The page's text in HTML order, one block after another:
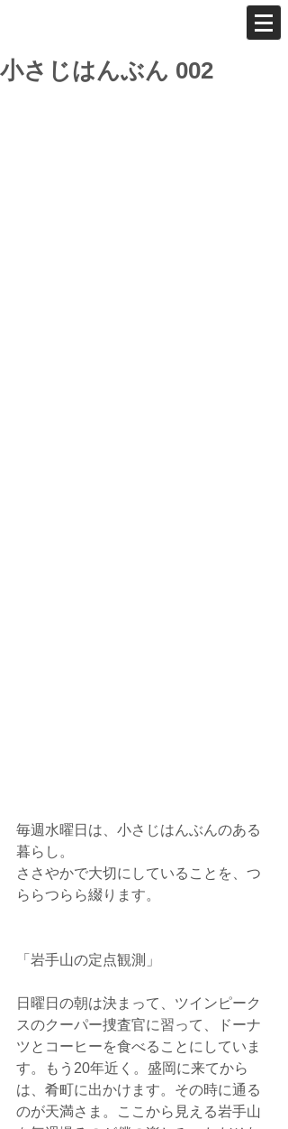
小さじはんぶん 002
毎週水曜日は、小さじはんぶんのある
暮らし。
ささやかで大切にしていることを、つ
ららつらら綴ります。
「岩手山の定点観測」
日曜日の朝は決まって、ツインピーク
スのクーパー捜査官に習って、ドーナ
ツとコーヒーを食べることにしていま
す。もう20年近く。盛岡に来てから
は、肴町に出かけます。その時に通る
のが天満さま。ここから見える岩手山